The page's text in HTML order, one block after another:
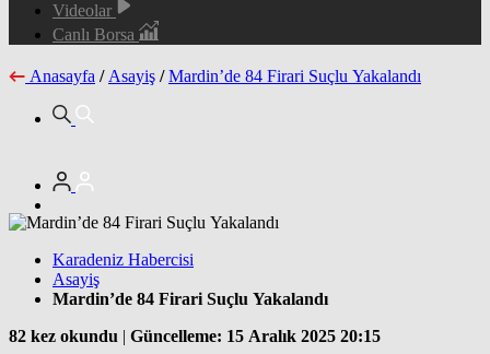
Videolar
Canlı Borsa
Anasayfa / Asayiş / Mardin’de 84 Firari Suçlu Yakalandı
Karadeniz Habercisi
Asayiş
Mardin’de 84 Firari Suçlu Yakalandı
82 kez okundu | Güncelleme: 15 Aralık 2025 20:15